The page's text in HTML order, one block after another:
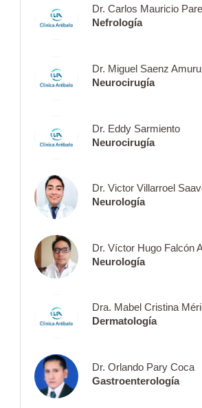
Dr. Carlos Mauricio
Nefrología
Dr. Miguel Saenz
Neurocirugía
Dr. Eddy Sarmiento
Neurocirugía
Dr. Victor Villarroel
Neurología
Dr. Víctor Hugo Falcón
Neurología
Dra. Mabel Cristina
Dermatología
Dr. Orlando Pary Coca
Gastroenterología